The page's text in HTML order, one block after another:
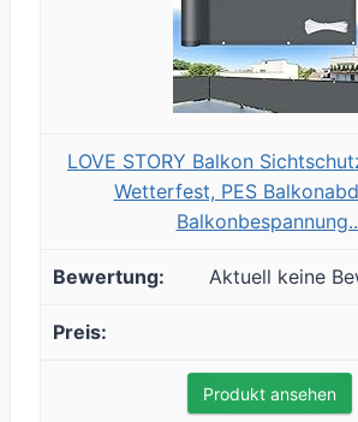
LOVE STORY Balkon
Wetterfest, PES
Aktuell keine
Produkt ansehen